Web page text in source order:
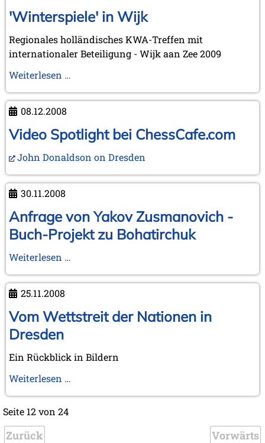
für
'Winterspiele' in Wijk
Regionales holländisches KWA-Treffen mit
internationaler Beteiligung - Wijk aan Zee 2009
Weiterlesen …
Wijk
08.12.2008
Video Spotlight bei ChessCafe.com
John Donaldson on Dresden
30.11.2008
Anfrage von Yakov Zusmanovich -
Buch-Projekt zu Bohatirchuk
Weiterlesen …
Yakov
-
zu
25.11.2008
Vom Wettstreit der Nationen in
Dresden
Ein Rückblick in Bildern
Weiterlesen …
Seite 12 von 24
Zurück Vorwärts